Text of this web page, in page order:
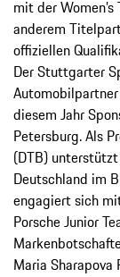
mit der
anderem
offiziellen
Der Stuttgarter
diesem Jahr
Petersburg. Als
(DTB)
Deutschland im
engagiert sich
Porsche Junior
Maria Sharapova